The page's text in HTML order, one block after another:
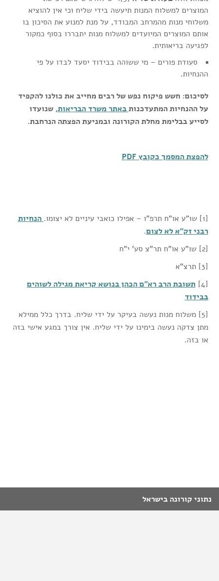
נתוני קורונה בישראל
המוצרים למשלוח המנות תיעשה בידי שליח וכי אין להוציא
משלוחי מנות מהמרחב המבודד, על מנת למנוע את הסיכון בו
אותם המוצרים המיועדים למשלוח מנות יתבררו בסוף כמקור
לפגיעה בריאותית.
סעודת פורים – מי ששוהה בבידוד יסעד לבדו על פי
ההנחיות.
לסיכום: חשש פיקוח נפש של רבים מחייב את כולנו להקפיד
על ההנחיות המתעדכנותבאתר משרד הבריאות, שנועדו
לסייע בבלימת מחלת הקורונה ובמניעת הפצתה הנרחבת.
להפצת המסמך כקובץ PDF
[1] שו"ע או"ח תרפ"ו – אפילו כואבי עיניים לא יצומו.
הנחיות
רבני זק"א לא לצום.
[2] שו"ע או"ח תר"צ סע' י"ח
[3] תרצ"א
[4]
תשובת הרב רא"ם הכהן בנושא קריאת מגילה לשוהים
בבידוד
[5] משלוח מנות נעשה בעיקר על ידי שליח. בדרך כלל ממילא
מתן צדקה נעשה בימינו על ידי שליח. אין צורך במגע אישי בזה
או בזה.